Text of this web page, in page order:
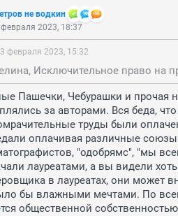
не водкин
2023, 18:37
3 февраля 2023, 15:32
Пашечки, Чебурашки и прочая
за авторами. Вся беда,
труды были
оплачивая различные
"одобрямс", "мы
лауреатами, а вы видели
в лауреатах, они может
бы влажными мечтами. По
общественной собственностью